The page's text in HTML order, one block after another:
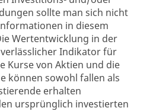
sollte man sich nicht
in diesem
Wertentwicklung in der
Indikator für
Kurse von Aktien und die
können sowohl fallen als
erhalten
ursprünglich investierten